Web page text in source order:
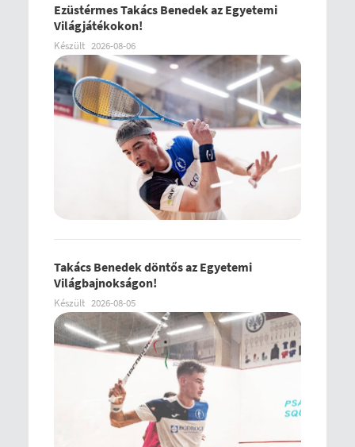
Ezüstérmes Takács Benedek az Egyetemi
Világjátékokon!
Készült 2026-08-06
Takács Benedek döntős az Egyetemi
Világbajnokságon!
Készült 2026-08-05